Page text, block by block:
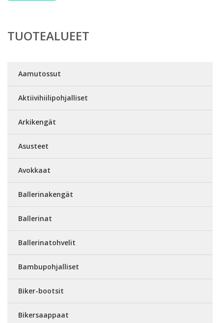
TUOTEALUEET
Aamutossut
Aktiivihiilipohjalliset
Arkikengät
Asusteet
Avokkaat
Ballerinakengät
Ballerinat
Ballerinatohvelit
Bambupohjalliset
Biker-bootsit
Bikersaappaat